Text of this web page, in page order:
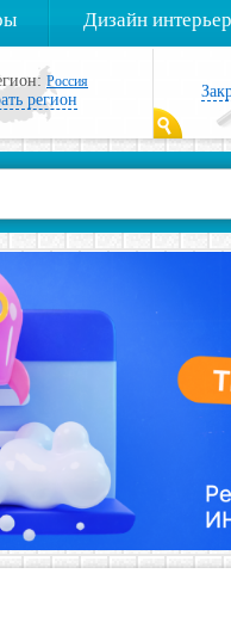
Дизайн
Россия
регион